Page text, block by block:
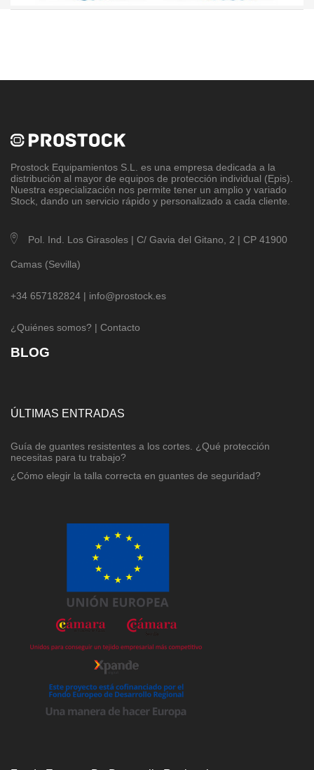
Prostock Equipamientos S.L. es una empresa dedicada a la
distribución al mayor de equipos de protección individual (Epis).
Nuestra especialización nos permite tener un amplio y variado
Stock, dando un servicio rápido y personalizado a cada cliente.
Pol. Ind. Los Girasoles | C/ Gavia del Gitano, 2 | CP 41900
Camas (Sevilla)
+34 657182824 | info@prostock.es
¿Quiénes somos? | Contacto
BLOG
ÚLTIMAS ENTRADAS
Guía de guantes resistentes a los cortes. ¿Qué protección
necesitas para tu trabajo?
¿Cómo elegir la talla correcta en guantes de seguridad?